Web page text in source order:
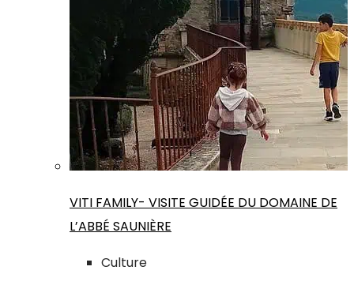
VITI FAMILY- VISITE GUIDÉE DU DOMAINE DE
L’ABBÉ SAUNIÈRE
Culture